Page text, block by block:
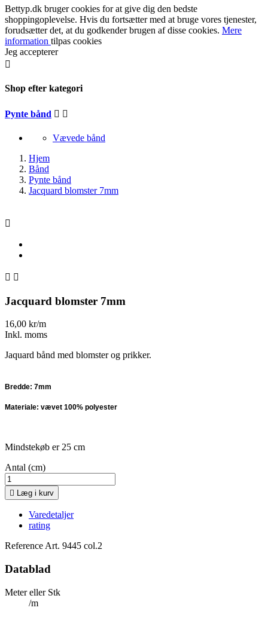
Bettyp.dk bruger cookies for at give dig den bedste
shoppingoplevelse. Hvis du fortsætter med at bruge vores tjenester,
forudsætter det, at du godkender brugen af disse cookies. Mere
information tilpas cookies
Jeg accepterer

Shop efter kategori
Pynte bånd  
Vævede bånd
Hjem
Bånd
Pynte bånd
Jacquard blomster 7mm

 
Jacquard blomster 7mm
16,00 kr/m
Inkl. moms
Jaquard bånd med blomster og prikker.
Bredde: 7mm
Materiale: vævet 100% polyester
Mindstekøb er 25 cm
Antal (cm)
 Læg i kurv
Varedetaljer
rating
Reference Art. 9445 col.2
Datablad
Meter eller Stk
/m